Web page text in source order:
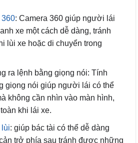
360: Camera 360 giúp người lái
xe một cách dễ dàng, tránh
lùi xe hoặc di chuyển trong
ra lệnh bằng giọng nói: Tính
giọng nói giúp người lái có thể
không cần nhìn vào màn hình,
khi lái xe.
lùi: giúp bác tài có thể dễ dàng
trở phía sau tránh được những